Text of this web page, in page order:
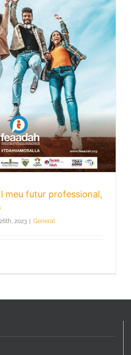
meu futur professional,
2023 | General